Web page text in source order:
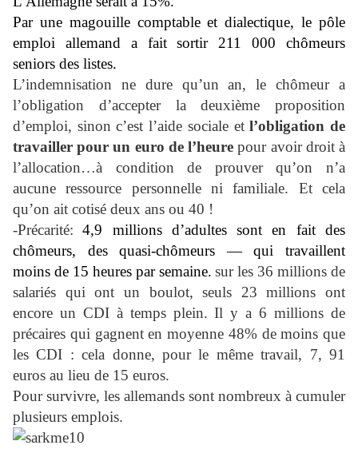
Par une magouille comptable et dialectique, le pôle
emploi allemand a fait sortir 211 000 chômeurs
seniors des listes.
L’indemnisation ne dure qu’un an, le chômeur a
l’obligation d’accepter la deuxième proposition
d’emploi, sinon c’est l’aide sociale etl’obligation de
travailler pour un euro de l’heure pour avoir droit à
l’allocation…à condition de prouver qu’on n’a
aucune ressource personnelle ni familiale. Et cela
qu’on ait cotisé deux ans ou 40 !
-Précarité: 4,9 millions d’adultes sont en fait des
chômeurs, des quasi-chômeurs — qui travaillent
moins de 15 heures par semaine. sur les 36 millions de
salariés qui ont un boulot, seuls 23 millions ont
encore un CDI à temps plein. Il y a 6 millions de
précaires qui gagnent en moyenne 48% de moins que
les CDI : cela donne, pour le même travail, 7, 91
euros au lieu de 15 euros.
Pour survivre, les allemands sont nombreux à cumuler
plusieurs emplois.